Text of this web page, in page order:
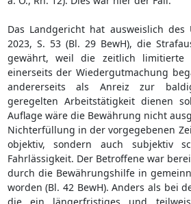
Das Landgericht hat ausweislich
2023, S. 53 (Bl. 29 BewH), die
gewährt, weil die zeitlich limitierte
einerseits der Wiedergutmachung
andererseits als Anreiz zur
geregelten Arbeitstätigkeit dienen
Auflage wäre die Bewährung nicht
Nichterfüllung in der vorgegebenen
objektiv, sondern auch subjektiv
Fahrlässigkeit. Der Betroffene war
durch die Bewährungshilfe in
worden (Bl. 42 BewH). Anders als bei
die ein längerfristiges und